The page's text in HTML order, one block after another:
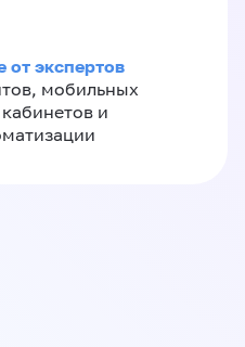
от экспертов
мобильных
и